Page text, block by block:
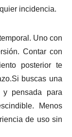
incidencia.
Uno con
Contar con
posterior te
buscas una
pensada para
Menos
de uso sin